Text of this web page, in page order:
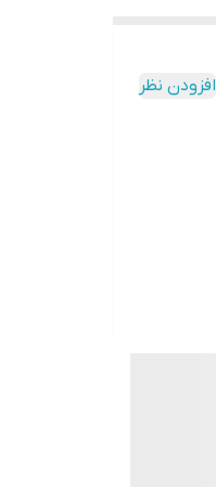
افزودن نظر